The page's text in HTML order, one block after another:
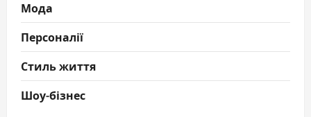
Мода
Персоналії
Стиль життя
Шоу-бізнес